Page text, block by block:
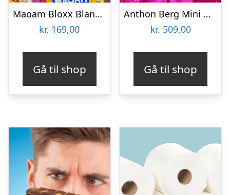
Maoam Bloxx Bland-selv slik i kasser 1,3 kg
kr. 169,00
Gå til shop
Anthon Berg Mini Marcipanbrød Bland-selv-slik i kasser 1,8 kg
kr. 509,00
Gå til shop